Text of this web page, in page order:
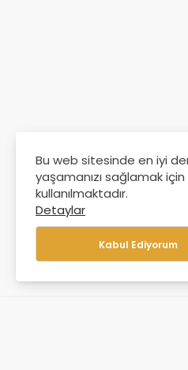
Bu web sitesinde en iyi
yaşamanızı sağlamak
kullanılmaktadır.
Detaylar
Kabul Ediyorum